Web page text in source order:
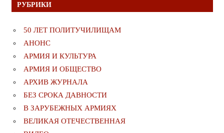
РУБРИКИ
50 ЛЕТ ПОЛИТУЧИЛИЩАМ
АНОНС
АРМИЯ И КУЛЬТУРА
АРМИЯ И ОБЩЕСТВО
АРХИВ ЖУРНАЛА
БЕЗ СРОКА ДАВНОСТИ
В ЗАРУБЕЖНЫХ АРМИЯХ
ВЕЛИКАЯ ОТЕЧЕСТВЕННАЯ